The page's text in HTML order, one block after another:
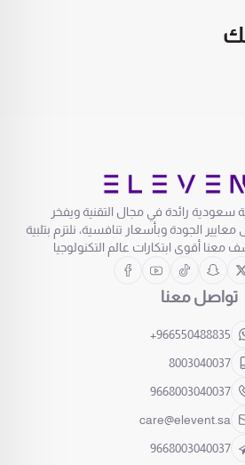
سعودية رائدة في مجال التقنية ويفخر
الجودة وبأسعار تنافسية، نلتزم بتلبية
معنا أقوى ابتكارات عالم التكنولوجيا
تواصل معنا
+966550488835
8003040037
9668003040037
care@elevent.sa
9668003040037